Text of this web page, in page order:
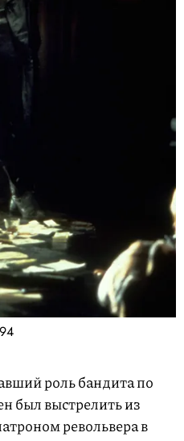
роль бандита по
был выстрелить из
револьвера в